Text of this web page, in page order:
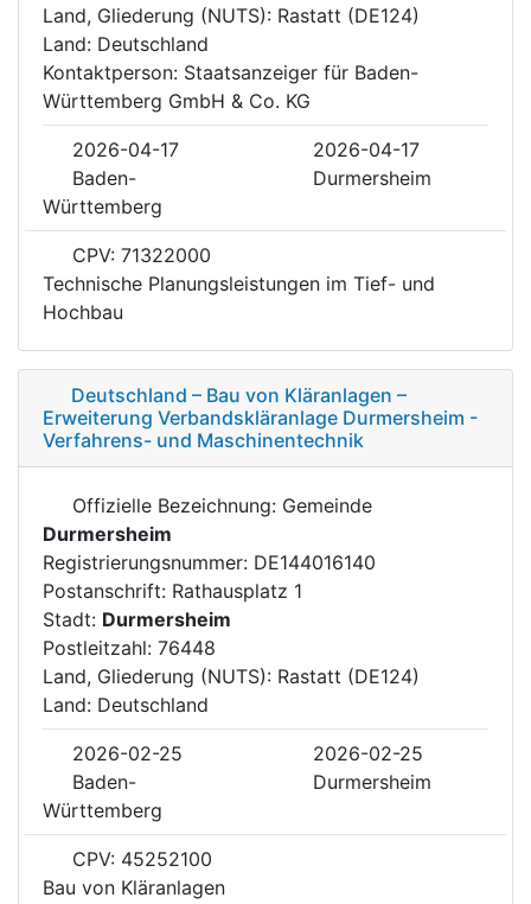
Land, Gliederung (NUTS): Rastatt (DE124)
Land: Deutschland
Kontaktperson: Staatsanzeiger für Baden-
Württemberg GmbH & Co. KG
2026-04-17
2026-04-17
Baden-
Württemberg
Durmersheim
CPV: 71322000
Technische Planungsleistungen im Tief- und
Hochbau
Deutschland – Bau von Kläranlagen –
Erweiterung Verbandskläranlage Durmersheim -
Verfahrens- und Maschinentechnik
Offizielle Bezeichnung: Gemeinde
Durmersheim
Registrierungsnummer: DE144016140
Postanschrift: Rathausplatz 1
Stadt: Durmersheim
Postleitzahl: 76448
Land, Gliederung (NUTS): Rastatt (DE124)
Land: Deutschland
2026-02-25
2026-02-25
Baden-
Württemberg
Durmersheim
CPV: 45252100
Bau von Kläranlagen